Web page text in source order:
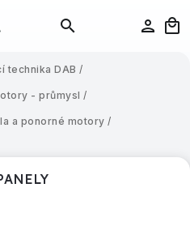
technika DAB /
- průmysl /
a ponorné motory /